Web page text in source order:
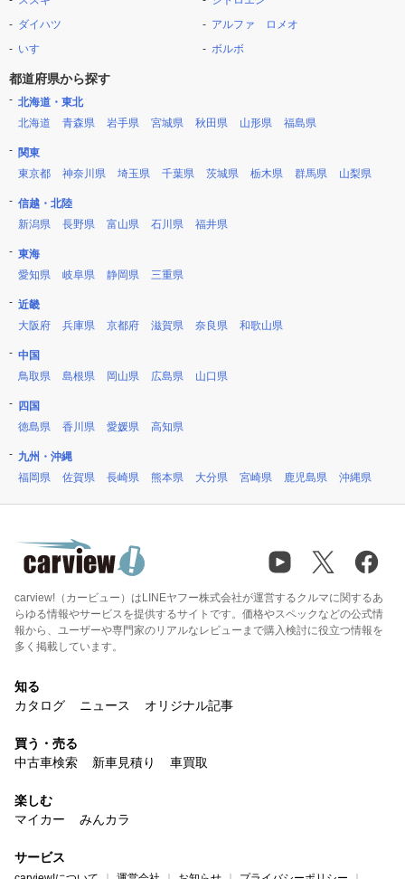
ダイハツ
いすゞ
アルファ ロメオ
ボルボ
都道府県から探す
北海道・東北
北海道
青森県 岩手県 宮城県 秋田県 山形県 福島県
関東
東京都
神奈川県 埼玉県 千葉県 茨城県 栃木県 群馬県 山梨県
信越・北陸
新潟県
長野県 富山県 石川県 福井県
東海
愛知県
岐阜県 静岡県 三重県
近畿
大阪府
兵庫県 京都府 滋賀県 奈良県 和歌山県
中国
鳥取県
島根県 岡山県 広島県 山口県
四国
徳島県
香川県 愛媛県 高知県
九州・沖縄
福岡県
佐賀県 長崎県 熊本県 大分県 宮崎県 鹿児島県 沖縄県
carview!（カービュー）はLINEヤフー株式会社が運営するクルマに関するあ
らゆる情報やサービスを提供するサイトです。価格やスペックなどの公式情
報から、ユーザーや専門家のリアルなレビューまで購入検討に役立つ情報を
多く掲載しています。
知る
カタログ
ニュース オリジナル記事
買う・売る
中古車検索
新車見積り 車買取
楽しむ
マイカー
みんカラ
サービス